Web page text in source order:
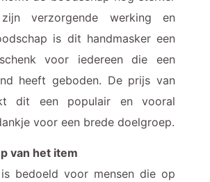
verzorgende werking en
is dit handmasker een
voor iedereen die een
heeft geboden. De prijs van
dit een populair en vooral
voor een brede doelgroep.
van het item
bedoeld voor mensen die op